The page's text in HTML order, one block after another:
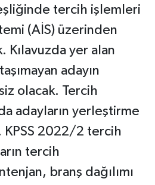
tercih işlemleri
(AİS) üzerinden
yer alan
adayın
olacak. Tercih
adayların yerleştirme
KPSS 2022/2 tercih
tercih
branş dağılımı